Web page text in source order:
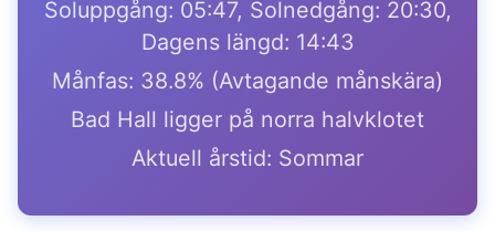
Soluppgång: 05:47, Solnedgång: 20:30,
Dagens längd: 14:43
Månfas: 38.8% (Avtagande månskära)
Bad Hall ligger på norra halvklotet
Aktuell årstid: Sommar